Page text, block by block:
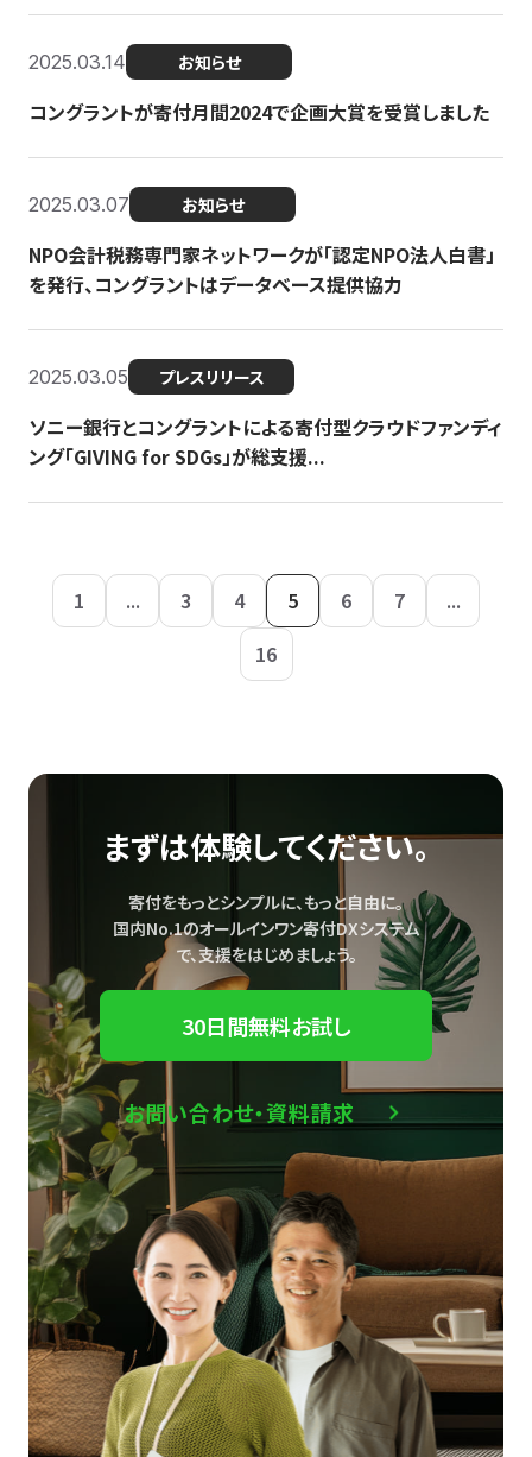
2025.03.14 お知らせ
コングラントが寄付月間2024で企画大賞を受賞しました
2025.03.07 お知らせ
NPO会計税務専門家ネットワークが「認定NPO法人白書」
を発行、コングラントはデータベース提供協力
2025.03.05 プレスリリース
ソニー銀行とコングラントによる寄付型クラウドファンディ
ング「GIVING for SDGs」が総支援...
1 ... 3 4 5 6 7
...
16
まずは体験してください。
寄付をもっとシンプルに、もっと自由に。
国内No.1のオールインワン寄付DXシステム
で、支援をはじめましょう。
30日間無料お試し
お問い合わせ・資料請求